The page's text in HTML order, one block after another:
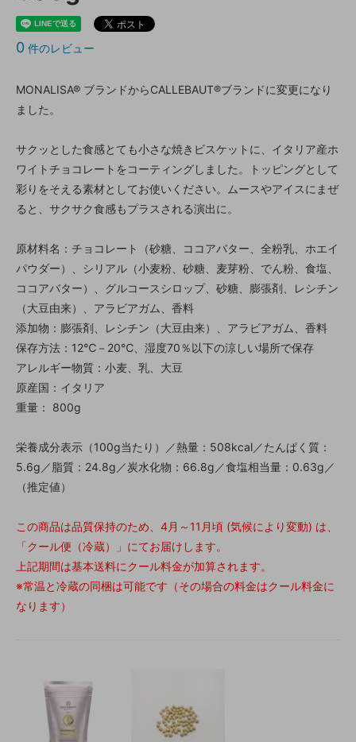
0 件のレビュー
MONALISA® ブランドからCALLEBAUT®ブランドに変更になり
ました。
サクッとした食感とても小さな焼きビスケットに、イタリア産ホ
ワイトチョコレートをコーティングしました。トッピングとして
彩りをそえる素材としてお使いください。ムースやアイスにまぜ
ると、サクサク食感もプラスされる演出に。
原材料名：チョコレート（砂糖、ココアバター、全粉乳、ホエイ
パウダー）、シリアル（小麦粉、砂糖、麦芽粉、でん粉、食塩、
ココアバター）、グルコースシロップ、砂糖、膨張剤、レシチン
（大豆由来）、アラビアガム、香料
添加物：膨張剤、レシチン（大豆由来）、アラビアガム、香料
保存方法：12℃－20℃、湿度70％以下の涼しい場所で保存
アレルギー物質：小麦、乳、大豆
原産国：イタリア
重量： 800g
栄養成分表示（100g当たり）／熱量：508kcal／たんぱく質：
5.6g／脂質：24.8g／炭水化物：66.8g／食塩相当量：0.63g／
（推定値）
この商品は品質保持のため、4月～11月頃 (気候により変動) は、
「クール便（冷蔵）」にてお届けします。
上記期間は基本送料にクール料金が加算されます。
※常温と冷蔵の同梱は可能です（その場合の料金はクール料金に
なります）